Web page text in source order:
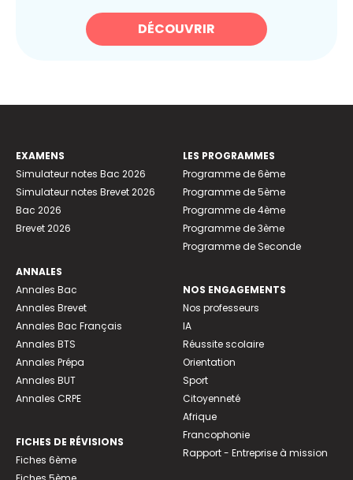
DÉCOUVRIR
EXAMENS
Simulateur notes Bac 2026
Simulateur notes Brevet 2026
Bac 2026
Brevet 2026
ANNALES
Annales Bac
Annales Brevet
Annales Bac Français
Annales BTS
Annales Prépa
Annales BUT
Annales CRPE
FICHES DE RÉVISIONS
Fiches 6ème
LES PROGRAMMES
Programme de 6ème
Programme de 5ème
Programme de 4ème
Programme de 3ème
Programme de Seconde
NOS ENGAGEMENTS
Nos professeurs
IA
Réussite scolaire
Orientation
Sport
Citoyenneté
Afrique
Francophonie
Rapport - Entreprise à mission